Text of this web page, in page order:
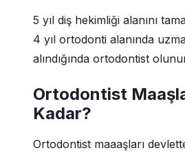
5 yıl diş hekimliği alanını
4 yıl ortodonti alanında
alındığında ortodontist
Ortodontist
Kadar?
Ortodontist maaaşları